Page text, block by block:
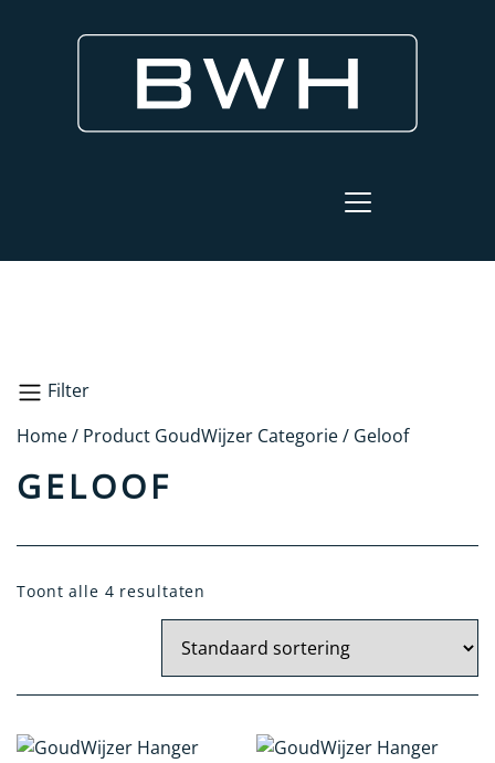
Filter
Geloof
Zoeken
Home/ Product GoudWijzer Categorie / Geloof
GELOOF
Toont alle 4 resultaten